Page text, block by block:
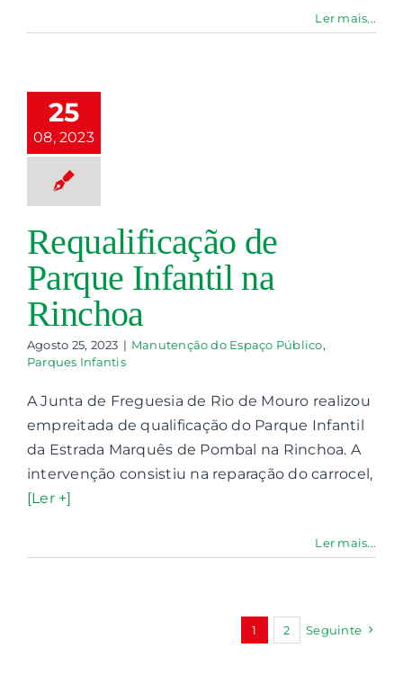
Ler mais...
25
08, 2023
na
do
Público
Infantis
Requalificação de
Parque Infantil na
Rinchoa
Agosto 25, 2023 | Manutenção do Espaço Público,
Parques Infantis
A Junta de Freguesia de Rio de Mouro realizou
empreitada de qualificação do Parque Infantil
da Estrada Marquês de Pombal na Rinchoa. A
intervenção consistiu na reparação do carrocel,
[Ler +]
Ler mais...
1 2 Seguinte